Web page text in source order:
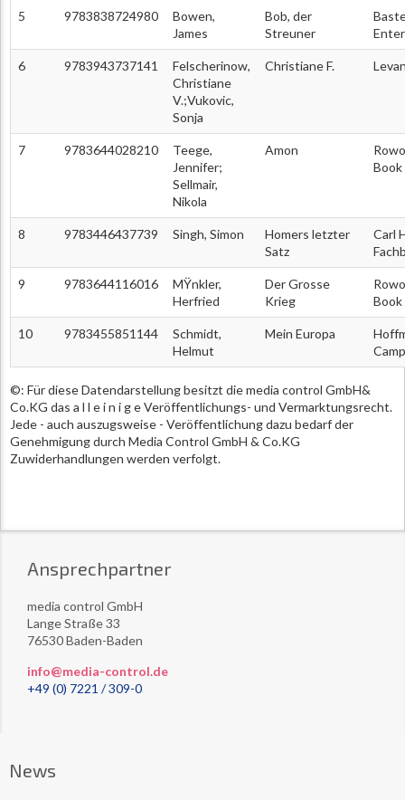
5 9783838724980
Bowen,
James
Bob, der
Streuner
6 9783943737141
Felscherinow,
Christiane
V.;Vukovic,
Sonja
Christiane F.
7 9783644028210
Teege,
Jennifer;
Sellmair,
Nikola
Amon
Book
8 9783446437739 Singh, Simon
Homers letzter
Satz
Carl
9 9783644116016
MŸnkler,
Herfried
Der Grosse
Krieg
Book
10 9783455851144
Schmidt,
Helmut
Mein Europa
©: Für diese Datendarstellung besitzt die media control GmbH&
Co.KG das a l l e i n i g e Veröffentlichungs- und Vermarktungsrecht.
Jede - auch auszugsweise - Veröffentlichung dazu bedarf der
Genehmigung durch Media Control GmbH & Co.KG
Zuwiderhandlungen werden verfolgt.
Ansprechpartner
media control GmbH
Lange Straße 33
76530 Baden-Baden
info@media-control.de
+49 (0) 7221 / 309-0
News